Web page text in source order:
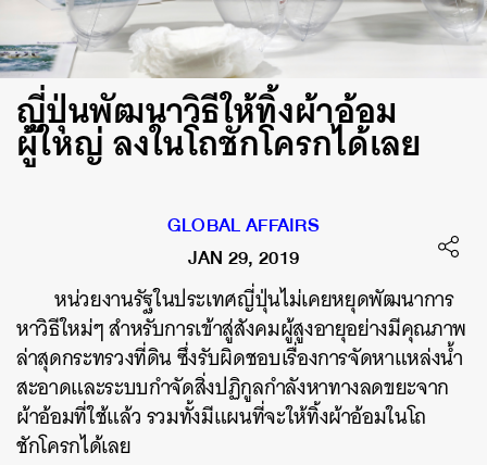
ญี่ปุ่นพัฒนาวิธีให้ทิ้งผ้าอ้อม
ผู้ใหญ่ ลงในโถชักโครกได้เลย
GLOBAL AFFAIRS
JAN 29, 2019
หน่วยงานรัฐในประเทศญี่ปุ่นไม่เคยหยุดพัฒนาการ
หาวิธีใหม่ๆ สำหรับการเข้าสู่สังคมผู้สูงอายุอย่างมีคุณภาพ
ล่าสุดกระทรวงที่ดิน ซึ่งรับผิดชอบเรื่องการจัดหาแหล่งน้ำ
สะอาดและระบบกำจัดสิ่งปฏิกูลกำลังหาทางลดขยะจาก
ผ้าอ้อมที่ใช้แล้ว รวมทั้งมีแผนที่จะให้ทิ้งผ้าอ้อมในโถ
ชักโครกได้เลย